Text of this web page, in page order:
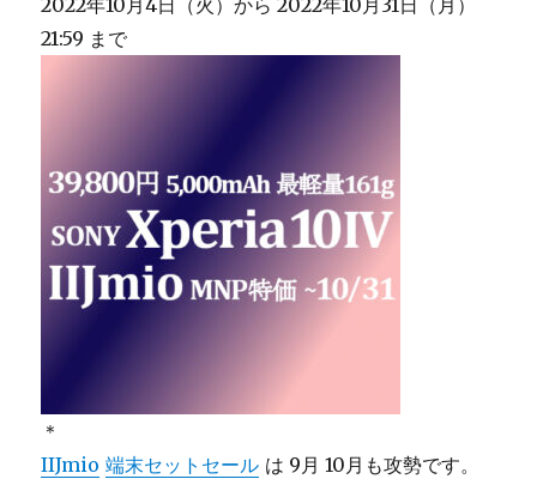
2022年10月4日（火）から 2022年10月31日（月）
21:59 まで
＊
IIJmio 端末セットセール は 9月 10月も攻勢です。